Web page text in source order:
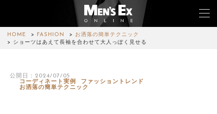
HOME FASHION
お洒落の簡単テクニック
ショーツはあえて長袖を合わせて大人っぽく見せる
公開日：2024/07/05
コーディネート実例
ファッショントレンド
お洒落の簡単テクニック
FASHION